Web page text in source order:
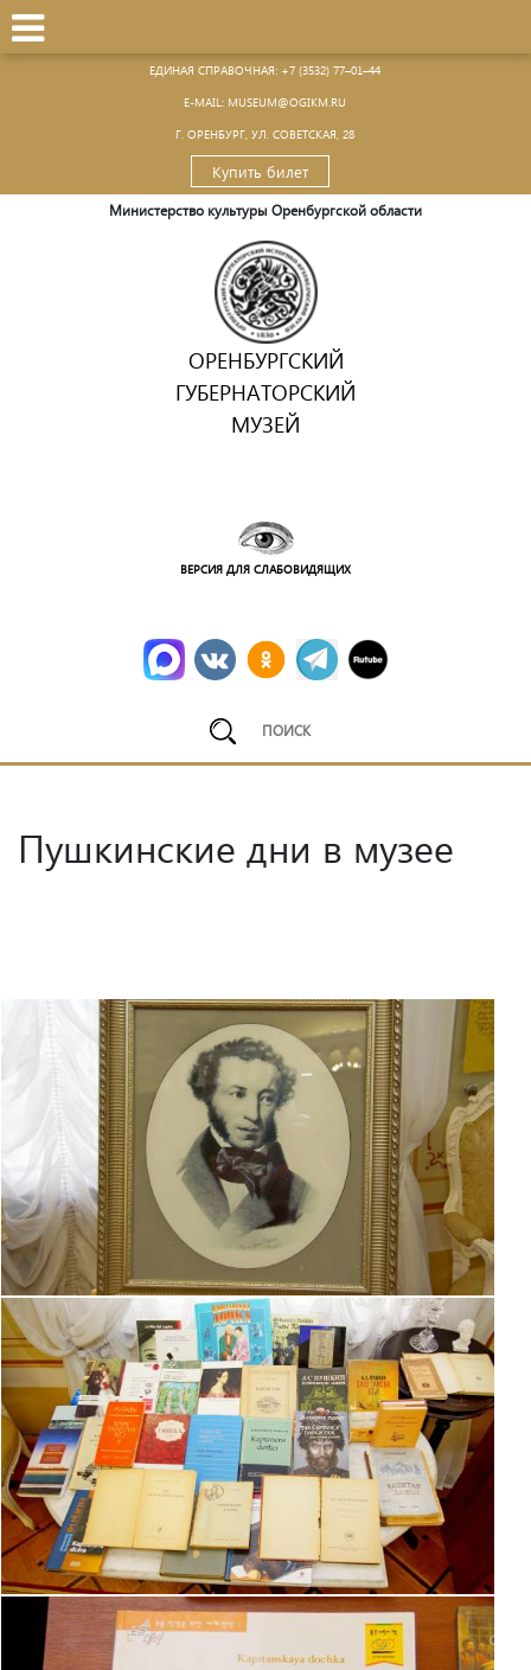
ЕДИНАЯ СПРАВОЧНАЯ: +7 (3532) 77–01–44
Е-MAIL: MUSEUM@OGIKM.RU
Г. ОРЕНБУРГ, УЛ. СОВЕТСКАЯ, 28
Купить билет
Министерство культуры Оренбургской области
ОРЕНБУРГСКИЙ
ГУБЕРНАТОРСКИЙ
МУЗЕЙ
ВЕРСИЯ ДЛЯ СЛАБОВИДЯЩИХ
Пушкинские дни в музее